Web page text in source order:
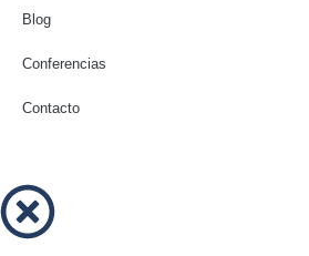
Blog
Conferencias
Contacto